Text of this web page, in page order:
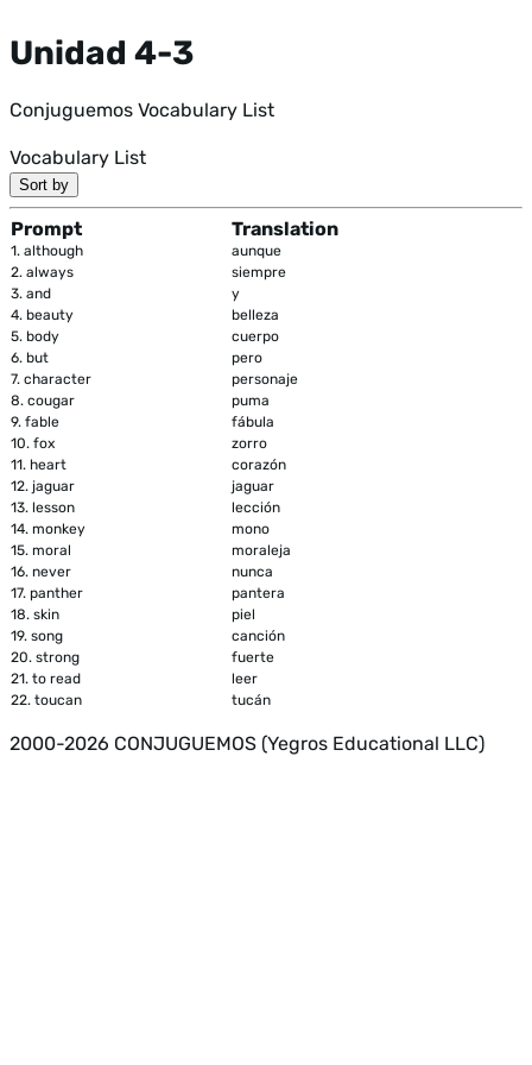
Unidad 4-3
Conjuguemos Vocabulary List
Vocabulary List
Sort by
Prompt Translation
1. although
aunque
2. always
siempre
3. and
y
4. beauty
belleza
5. body
cuerpo
6. but
pero
7. character
personaje
8. cougar
puma
9. fable
fábula
10. fox
zorro
11. heart
corazón
12. jaguar
jaguar
13. lesson
lección
14. monkey
mono
15. moral
moraleja
16. never
nunca
17. panther
pantera
18. skin
piel
19. song
canción
20. strong
fuerte
21. to read
leer
22. toucan tucán
2000-2026 CONJUGUEMOS (Yegros Educational LLC)